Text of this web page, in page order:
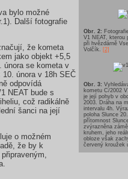
Obr. 2:
V1 NEAT, kterou
při hvězdárně
Volčík. [2]
Obr. 3:
kometu C/2002
je její pohyb v
2003. Dráha na
intervalu 4h.
poloha Slunce
přítomnost
zvýrazněna
kruhem, jeho
obloze však
červený kroužek
bylo možné
Další fotografie
že kometa
jako objekt +5,5
února se kometa v
10. února v 18h SEČ
odpovídá
NEAT bude s
což radikálně
šanci na její
o možném
že by k